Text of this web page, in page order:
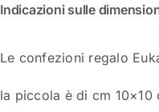
Indicazioni sulle
Le confezioni regalo
la piccola è di cm 10×10